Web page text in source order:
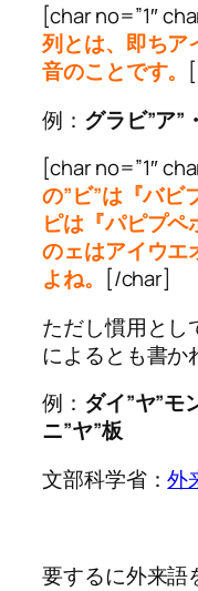
[char no=”1″
列とは、即ちア
音のことです。
例： グラビ”ア”
[char no=”1″
の”ビ”は『バビ
ピは『パピプ
のェはアイウエ
よね。 [/char]
ただし慣用とし
によるとも書か
例： ダイ”ヤ”モ
ニ”ヤ”板
文部科学省：外
要するに外来語